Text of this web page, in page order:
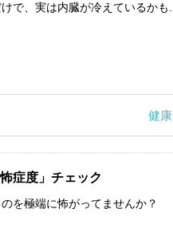
で、実は内臓が冷えているかも...
健
症度」チェック
を極端に怖がってませんか？